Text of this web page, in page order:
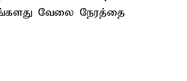
வேலை நேரத்தை